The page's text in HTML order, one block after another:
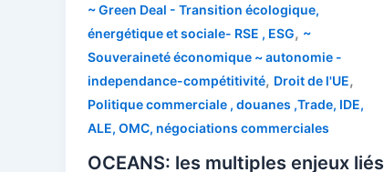
~ Green Deal - Transition écologique,
énergétique et sociale- RSE , ESG, ~
Souveraineté économique ~ autonomie -
independance-compétitivité, Droit de l'UE,
Politique commerciale , douanes ,Trade, IDE,
ALE, OMC, négociations commerciales
OCEANS: les multiples enjeux liés